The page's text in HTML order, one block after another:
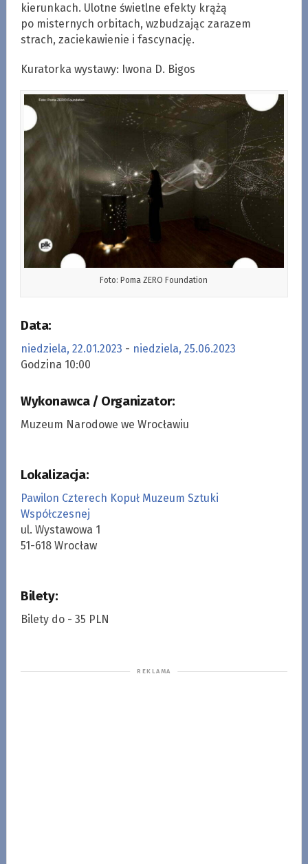
kierunkach. Ulotne świetlne efekty krążą
po misternych orbitach, wzbudzając zarazem
strach, zaciekawienie i fascynację.
Kuratorka wystawy: Iwona D. Bigos
Foto: Poma ZERO Foundation
Data:
niedziela, 22.01.2023 - niedziela, 25.06.2023
Godzina 10:00
Wykonawca / Organizator:
Muzeum Narodowe we Wrocławiu
Lokalizacja:
Pawilon Czterech Kopuł Muzeum Sztuki
Współczesnej
ul. Wystawowa 1
51-618 Wrocław
Bilety:
Bilety do - 35 PLN